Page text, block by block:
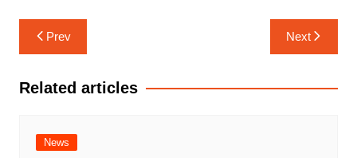
Navigasi
pos
Prev Next
Related articles
News